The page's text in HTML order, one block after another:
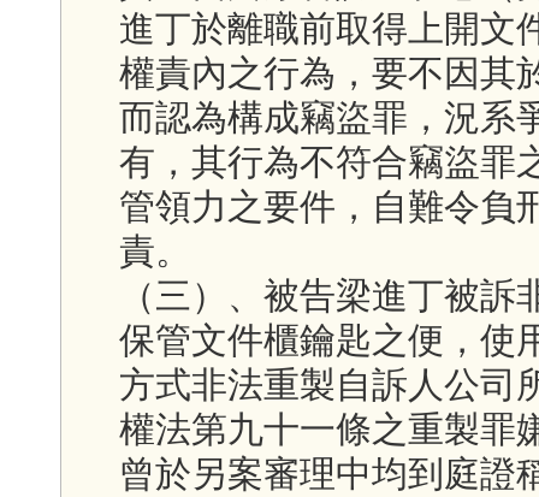
進丁於離職前取得上開文
權責內之行為，要不因其
而認為構成竊盜罪，況系
有，其行為不符合竊盜罪
管領力之要件，自難令負
責。
（三）、被告梁進丁被
保管文件櫃鑰匙之便，使
方式非法重製自訴人公司
權法第九十一條之重製罪
曾於另案審理中均到庭證